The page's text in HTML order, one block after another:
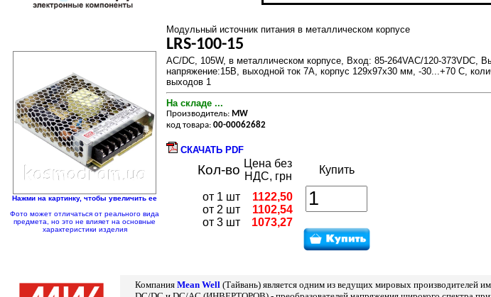
Нажми на картинку, чтобы увеличить ее
Фото может отличаться от реального вида
предмета, но это не влияет на основные
характеристики изделия
Модульный источник питания в металлическом корпусе
LRS-100-15
AC/DC, 105W, в металлическом корпусе, Вход: 85-264VAC/120-373VDC,
напряжение:15В, выходной ток 7А, корпус 129х97х30 мм, -30...+70 C,
выходов 1
На складе ...
Производитель: MW
код товара: 00-00062682
СКАЧАТЬ PDF
Кол-во Цена без
НДС, грн
Купить
от 1 шт
от 2 шт
от 3 шт
1122,50
1102,54
1073,27
Компания Mean Well (Тайвань) является одним из ведущих мировых производителей